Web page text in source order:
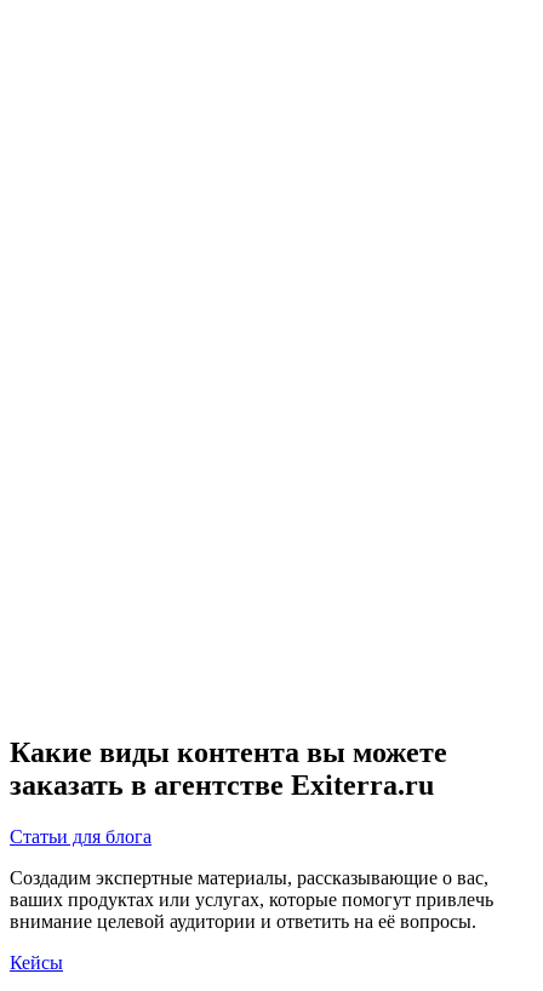
Какие виды контента вы можете
заказать в агентстве Exiterra.ru
Статьи для блога
Создадим экспертные материалы, рассказывающие о вас,
ваших продуктах или услугах, которые помогут привлечь
внимание целевой аудитории и ответить на её вопросы.
Кейсы